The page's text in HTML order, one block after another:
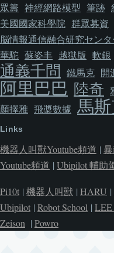
眾籌
神經網路模型 筆跡
美國國家科學院
群眾募資
脳情報通信融合研究センタ
華駝 蘇姿丰 越獄版 軟銀
通義千問 鐵馬克 開
阿里巴巴 陸奇
顏擇雅 飛槳數據 馬
Links
機器人叫獸Youtube頻道 |
Youtube頻道 | Ubipilot 輔助
Pi10t | 機器人叫獸 | HARU |
Ubipilot | Robot School | LEE
Zeison | Powro